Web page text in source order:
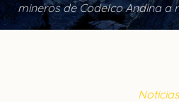
mineros de Codelco Andina a
Noticias